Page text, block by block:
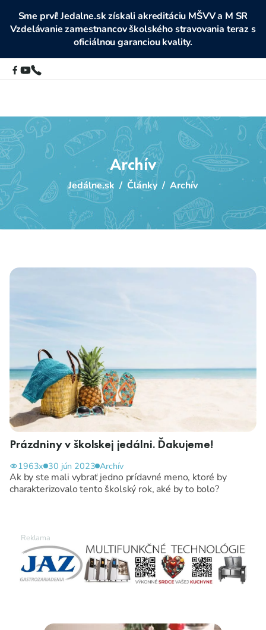
Sme prví! Jedalne.sk získali akreditáciu MŠVV a M SR
Vzdelávanie zamestnancov školského stravovania teraz s
oficiálnou garanciou kvality.
Archív
Jedálne.sk / Články / Archív
Prázdniny v školskej jedálni. Ďakujeme!
1963x 30 jún 2023 Archív
Ak by ste mali vybrať jedno prídavné meno, ktoré by
charakterizovalo tento školský rok, aké by to bolo?